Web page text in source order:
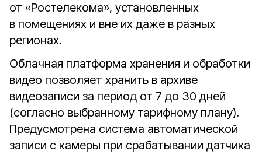
от «Ростелекома», установленных
в помещениях и вне их даже в разных
регионах.
Облачная платформа хранения и обработки
видео позволяет хранить в архиве
видеозаписи за период от 7 до 30 дней
(согласно выбранному тарифному плану).
Предусмотрена система автоматической
записи с камеры при срабатывании датчика